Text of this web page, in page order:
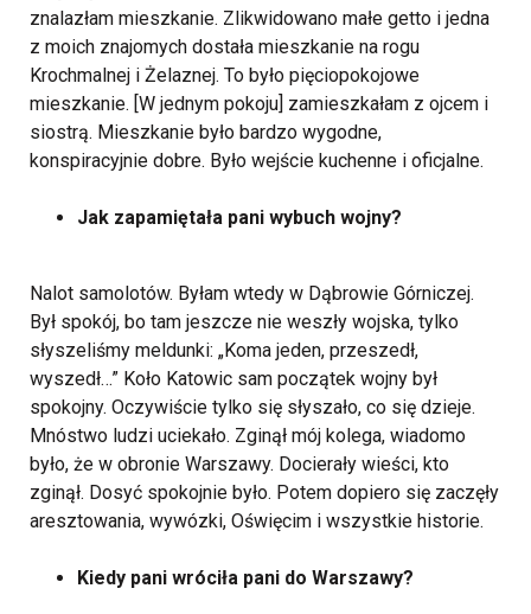
znalazłam mieszkanie. Zlikwidowano małe getto i jedna
z moich znajomych dostała mieszkanie na rogu
Krochmalnej i Żelaznej. To było pięciopokojowe
mieszkanie. [W jednym pokoju] zamieszkałam z ojcem i
siostrą. Mieszkanie było bardzo wygodne,
konspiracyjnie dobre. Było wejście kuchenne i oficjalne.
Jak zapamiętała pani wybuch wojny?
Nalot samolotów. Byłam wtedy w Dąbrowie Górniczej.
Był spokój, bo tam jeszcze nie weszły wojska, tylko
słyszeliśmy meldunki: „Koma jeden, przeszedł,
wyszedł…” Koło Katowic sam początek wojny był
spokojny. Oczywiście tylko się słyszało, co się dzieje.
Mnóstwo ludzi uciekało. Zginął mój kolega, wiadomo
było, że w obronie Warszawy. Docierały wieści, kto
zginął. Dosyć spokojnie było. Potem dopiero się zaczęły
aresztowania, wywózki, Oświęcim i wszystkie historie.
Kiedy pani wróciła pani do Warszawy?